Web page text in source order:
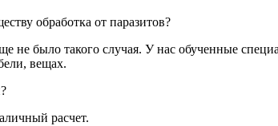
обработка от паразитов?
не было такого случая. У нас обученные
вещах.
расчет.